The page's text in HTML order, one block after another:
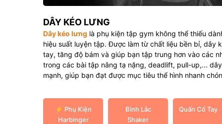
DÂY KÉO LƯNG
Dây kéo lưng là phụ kiện tập gym không thể thiếu
hiệu suất luyện tập. Được làm từ chất liệu bền bỉ, dây
tay, tăng độ bám và giúp bạn tập trung hơn vào các
trong các bài tập nâng tạ nặng, deadlift, pull-up,...
mạnh, giúp bạn đạt được mục tiêu thể hình nhanh
⚡ Phụ Kiện
Harbinger
Bình Lắc
Shaker
Quấn Cổ Tay